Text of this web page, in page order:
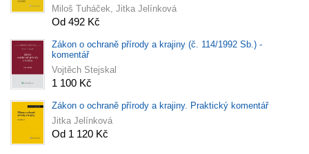
Miloš Tuháček, Jitka Jelínková
Od 492 Kč
Zákon o ochraně přírody a krajiny (č. 114/1992 Sb.) -
komentář
Vojtěch Stejskal
1 100 Kč
Zákon o ochraně přírody a krajiny. Praktický komentář
Jitka Jelínková
Od 1 120 Kč